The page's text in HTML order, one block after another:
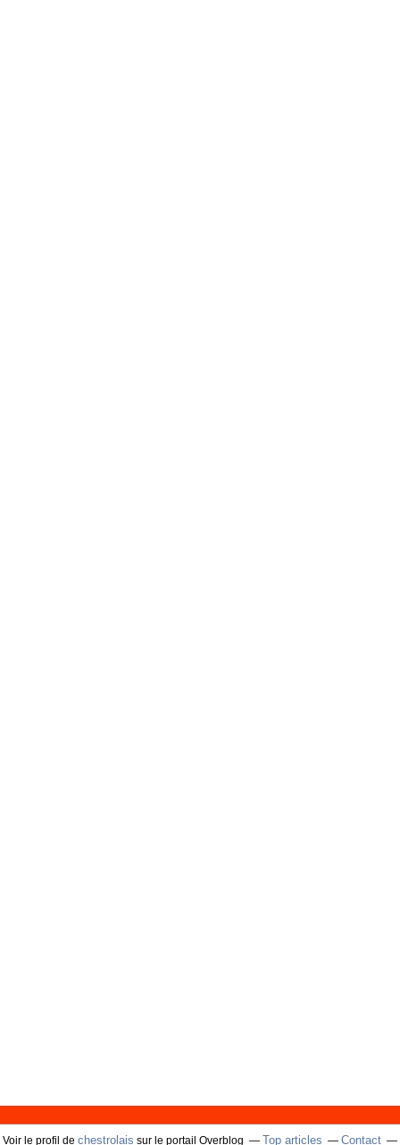
Voir le profil de chestrolais sur le portail Overblog Top articles Contact